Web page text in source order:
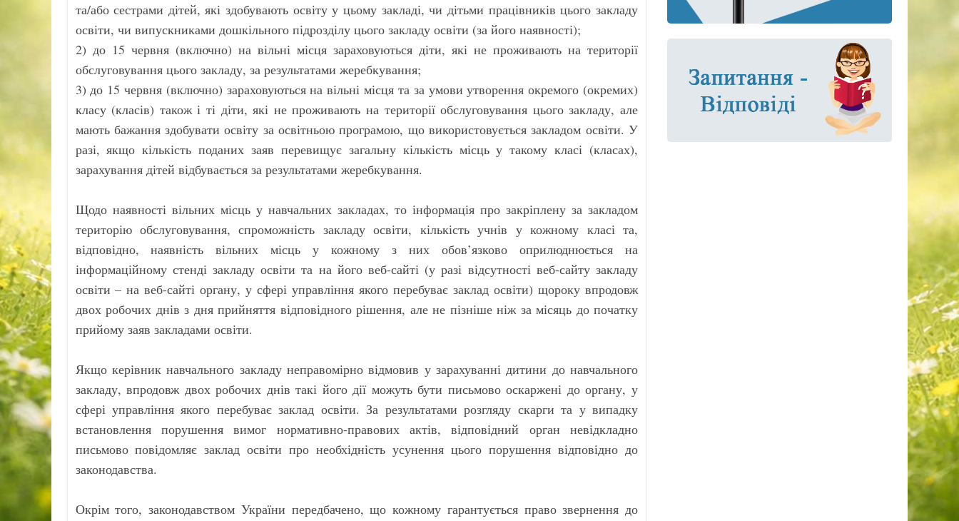
та/або сестрами дітей, які здобувають освіту у цьому закладі, чи дітьми працівників цього закладу
освіти, чи випускниками дошкільного підрозділу цього закладу освіти (за його наявності);
2) до 15 червня (включно) на вільні місця зараховуються діти, які не проживають на території
обслуговування цього закладу, за результатами жеребкування;
3) до 15 червня (включно) зараховуються на вільні місця та за умови утворення окремого (окремих)
класу (класів) також і ті діти, які не проживають на території обслуговування цього закладу, але
мають бажання здобувати освіту за освітньою програмою, що використовується закладом освіти. У
разі, якщо кількість поданих заяв перевищує загальну кількість місць у такому класі (класах),
зарахування дітей відбувається за результатами жеребкування.
Щодо наявності вільних місць у навчальних закладах, то інформація про закріплену за закладом
територію обслуговування, спроможність закладу освіти, кількість учнів у кожному класі та,
відповідно, наявність вільних місць у кожному з них обов’язково оприлюднюється на
інформаційному стенді закладу освіти та на його веб-сайті (у разі відсутності веб-сайту закладу
освіти – на веб-сайті органу, у сфері управління якого перебуває заклад освіти) щороку впродовж
двох робочих днів з дня прийняття відповідного рішення, але не пізніше ніж за місяць до початку
прийому заяв закладами освіти.
Якщо керівник навчального закладу неправомірно відмовив у зарахуванні дитини до навчального
закладу, впродовж двох робочих днів такі його дії можуть бути письмово оскаржені до органу, у
сфері управління якого перебуває заклад освіти. За результатами розгляду скарги та у випадку
встановлення порушення вимог нормативно-правових актів, відповідний орган невідкладно
письмово повідомляє заклад освіти про необхідність усунення цього порушення відповідно до
законодавства.
Окрім того, законодавством України передбачено, що кожному гарантується право звернення до